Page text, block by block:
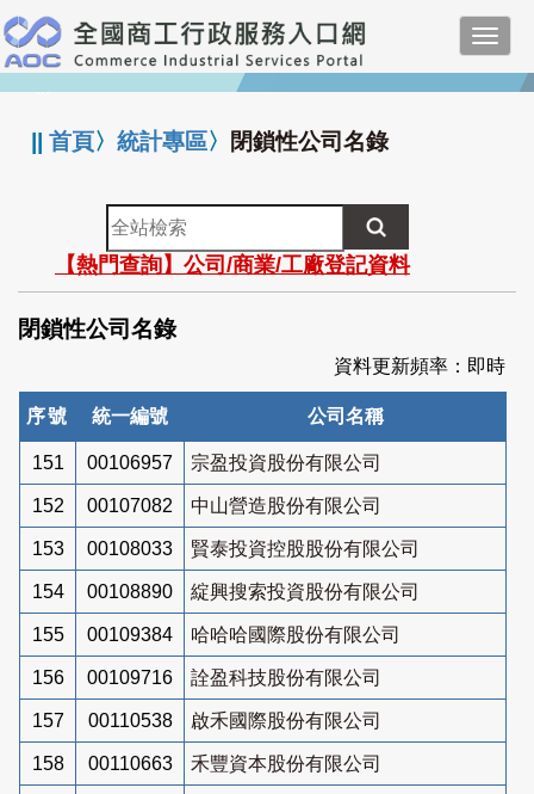
跳
到
主
要
:::
||首頁〉統計專區〉 閉鎖性公司名錄
全
站
檢
索
【熱門查詢】公司/商業/工廠登記資料
閉鎖性公司名錄
資料更新頻率：即時
序號 統一編號 公司名稱
151 00106957 宗盈投資股份有限公司
152 00107082 中山營造股份有限公司
153 00108033 賢泰投資控股股份有限公司
154 00108890 綻興搜索投資股份有限公司
155 00109384 哈哈哈國際股份有限公司
156 00109716 詮盈科技股份有限公司
157 00110538 啟禾國際股份有限公司
158 00110663 禾豐資本股份有限公司